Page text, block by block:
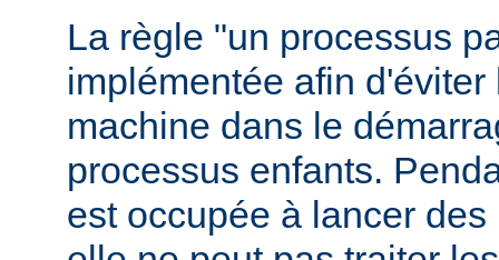
La règle "un processus
implémentée afin
machine dans le
processus enfants.
est occupée à lancer